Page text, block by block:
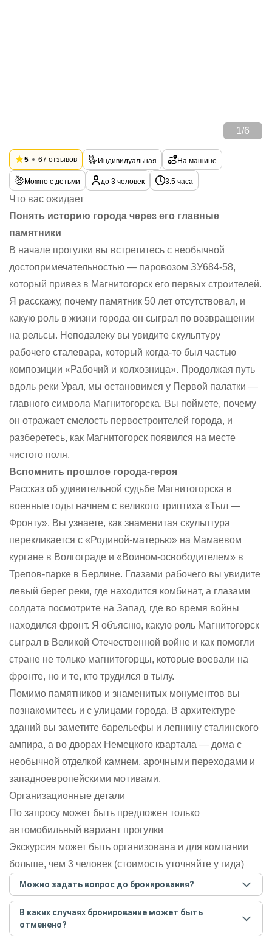
1 /6
5 67 отзывов Индивидуальная На машине
Можно с детьми до 3 человек 3.5 часа
Что вас ожидает
Понять историю города через его главные
памятники
В начале прогулки вы встретитесь с необычной
достопримечательностью — паровозом ЗУ684-58,
который привез в Магнитогорск его первых строителей.
Я расскажу, почему памятник 50 лет отсутствовал, и
какую роль в жизни города он сыграл по возвращении
на рельсы. Неподалеку вы увидите скульптуру
рабочего сталевара, который когда-то был частью
композиции «Рабочий и колхозница». Продолжая путь
вдоль реки Урал, мы остановимся у Первой палатки —
главного символа Магнитогорска. Вы поймете, почему
он отражает смелость первостроителей города, и
разберетесь, как Магнитогорск появился на месте
чистого поля.
Вспомнить прошлое города-героя
Рассказ об удивительной судьбе Магнитогорска в
военные годы начнем с великого триптиха «Тыл —
Фронту». Вы узнаете, как знаменитая скульптура
перекликается с «Родиной-матерью» на Мамаевом
кургане в Волгограде и «Воином-освободителем» в
Трепов-парке в Берлине. Глазами рабочего вы увидите
левый берег реки, где находится комбинат, а глазами
солдата посмотрите на Запад, где во время войны
находился фронт. Я объясню, какую роль Магнитогорск
сыграл в Великой Отечественной войне и как помогли
стране не только магнитогорцы, которые воевали на
фронте, но и те, кто трудился в тылу.
Помимо памятников и знаменитых монументов вы
познакомитесь и с улицами города. В архитектуре
зданий вы заметите барельефы и лепнину сталинского
ампира, а во дворах Немецкого квартала — дома с
необычной отделкой камнем, арочными переходами и
западноевропейскими мотивами.
Организационные детали
По запросу может быть предложен только
автомобильный вариант прогулки
Экскурсия может быть организована и для компании
больше, чем 3 человек (стоимость уточняйте у гида)
Можно задать вопрос до бронирования?
Достаточно перейти по ссылке «Задать вопрос» и
написать гиду. Платить при этом не нужно. Сначала
согласуйте с гидом интересующие вас вопросы и после
этого бронируйте экскурсию.Задать вопрос.
В каких случаях бронирование может быть
отменено?